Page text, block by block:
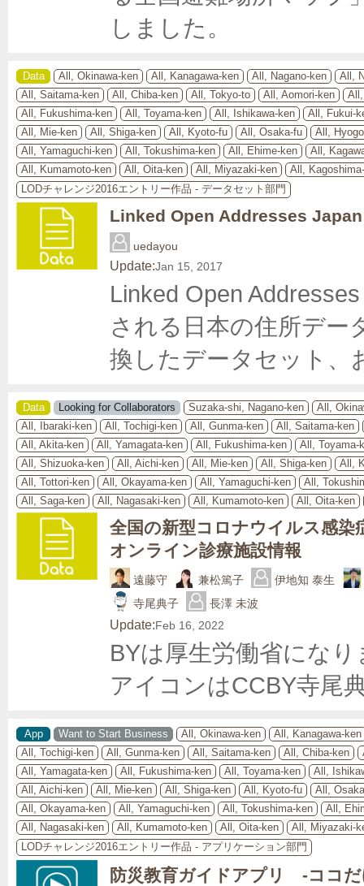
しました。
Data All, Okinawa-ken All, Kanagawa-ken All, Nagano-ken
All,
All, Saitama-ken
All, Chiba-ken All, Tokyo-to All, Aomori-ken
All, Fukushima-ken
All, Toyama-ken All, Ishikawa-ken
All, Fukui-
All, Mie-ken
All, Shiga-ken All, Kyoto-fu All, Osaka-fu
All,
All, Yamaguchi-ken
All, Tokushima-ken All, Ehime-ken
All,
All, Kumamoto-ken
All, Oita-ken All, Miyazaki-ken
All,
LODチャレンジ2016エントリー作品 - データセット部門
Linked Open Addresses Japan
uedayou
Update:Jan 15, 2017
Linked Open
される日本の住所デー
換したデータセット、
Data Looking for Collaborators Suzaka-shi, Nagano-ken
All,
All, Ibaraki-ken
All, Tochigi-ken All, Gunma-ken
All, Saitama-ken
All, Akita-ken
All, Yamagata-ken All, Fukushima-ken
All, Toyama-
All, Shizuoka-ken
All, Aichi-ken All, Mie-ken All, Shiga-ken
All,
All, Tottori-ken
All, Okayama-ken All, Yamaguchi-ken
All,
All, Saga-ken
All, Nagasaki-ken All, Kumamoto-ken All, Oita-ken
全国の新型コロナウイルス感染
オンライン診療施設情報
遠藤守 兼松篤子
伊地知 泰生
寺尾典子
長澤 未波
Update:Feb 16, 2022
BYは厚生労働省になり
アイコンはCCBY寺尾
App Want to Start Business All, Okinawa-ken
All, Kanagawa-ken
All, Tochigi-ken
All, Gunma-ken All, Saitama-ken All, Chiba-ken
All, Yamagata-ken
All, Fukushima-ken All, Toyama-ken
All,
All, Aichi-ken
All, Mie-ken All, Shiga-ken All, Kyoto-fu
All,
All, Okayama-ken
All, Yamaguchi-ken All, Tokushima-ken
All,
All, Nagasaki-ken
All, Kumamoto-ken All, Oita-ken
All, Miyazaki-
LODチャレンジ2016エントリー作品 - アプリケーション部門
防災教育ガイドアプリ -ココ